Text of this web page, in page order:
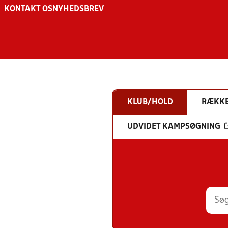
KONTAKT OS NYHEDSBREV
KLUB/HOLD
UDVIDET KAMPSØGNING